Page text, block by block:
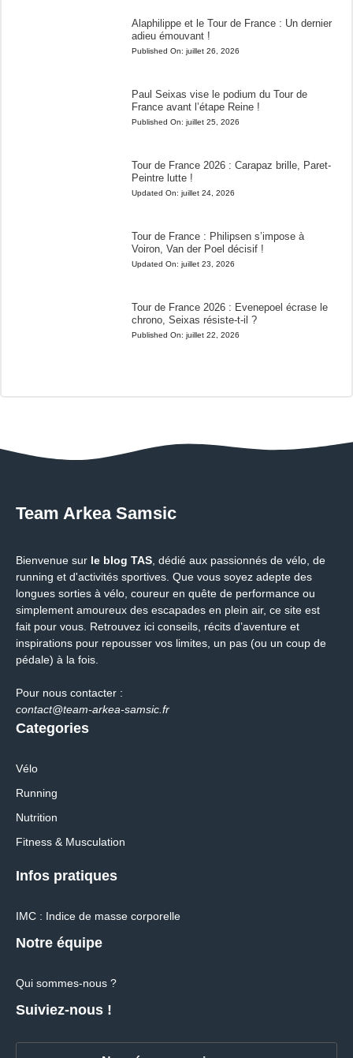
Alaphilippe et le Tour de France : Un dernier
adieu émouvant !
Published On: juillet 26, 2026
Paul Seixas vise le podium du Tour de
France avant l’étape Reine !
Published On: juillet 25, 2026
Tour de France 2026 : Carapaz brille, Paret-
Peintre lutte !
Updated On: juillet 24, 2026
Tour de France : Philipsen s’impose à
Voiron, Van der Poel décisif !
Updated On: juillet 23, 2026
Tour de France 2026 : Evenepoel écrase le
chrono, Seixas résiste-t-il ?
Published On: juillet 22, 2026
Team Arkea Samsic
Bienvenue sur le blog TAS , dédié aux passionnés de vélo, de
running et d'activités sportives. Que vous soyez adepte des
longues sorties à vélo, coureur en quête de performance ou
simplement amoureux des escapades en plein air, ce site est
fait pour vous. Retrouvez ici conseils, récits d’aventure et
inspirations pour repousser vos limites, un pas (ou un coup de
pédale) à la fois.
Pour nous contacter :
contact@team-arkea-samsic.fr
Categories
Vélo
Running
Nutrition
Fitness & Musculation
Infos pratiques
IMC : Indice de masse corporelle
Notre équipe
Qui sommes-nous ?
Suiviez-nous !